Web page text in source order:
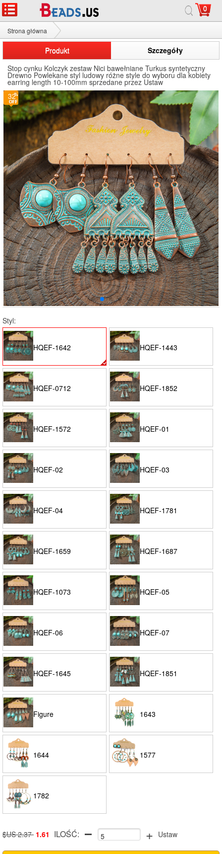
0
Strona główna
Kolczyki ze stopów cynku
Produkt
Szczegóły
Stop cynku Kolczyk zestaw Nici bawełniane Turkus syntetyczny
Drewno Powlekane styl ludowy różne style do wyboru dla kobiety
earring length 10-100mm sprzedane przez Ustaw
32
Styl:
HQEF-1642 HQEF-1443
HQEF-0712 HQEF-1852
HQEF-1572 HQEF-01
HQEF-02 HQEF-03
HQEF-04 HQEF-1781
HQEF-1659 HQEF-1687
HQEF-1073 HQEF-05
HQEF-06 HQEF-07
HQEF-1645 HQEF-1851
Figure 1643
1644 1577
1782
$US 2.37 1.61 ILOŚĆ: + Ustaw